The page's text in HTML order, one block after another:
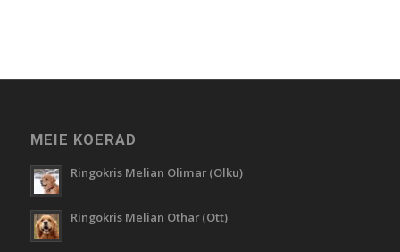
MEIE KOERAD
Ringokris Melian Olimar (Olku)
Ringokris Melian Othar (Ott)